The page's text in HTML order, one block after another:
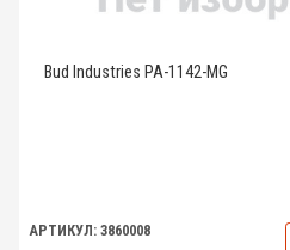
Bud Industries PA-1142-MG
АРТИКУЛ: 3860008